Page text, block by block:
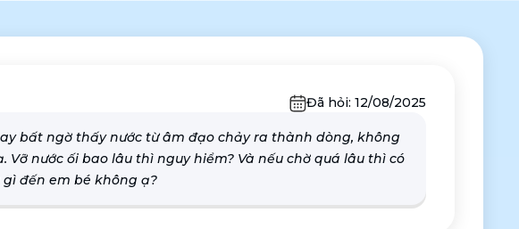
Đã hỏi: 12/08/2025
bất ngờ thấy nước từ âm đạo chảy ra thành dòng, không
nước ối bao lâu thì nguy hiểm? Và nếu chờ quá lâu thì có
đến em bé không ạ?